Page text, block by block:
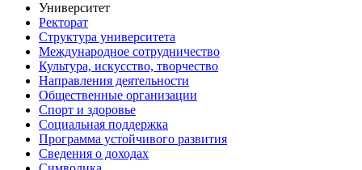
Университет
Ректорат
Структура университета
Международное сотрудничество
Культура, искусство, творчество
Направления деятельности
Общественные организации
Спорт и здоровье
Социальная поддержка
Программа устойчивого развития
Сведения о доходах